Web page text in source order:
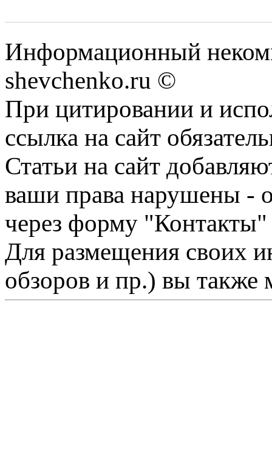
Информационный
shevchenko.ru ©
При цитировании и
ссылка на сайт
Статьи на сайт
ваши права нарушены -
через форму "Контакты"
Для размещения своих
обзоров и пр.) вы также